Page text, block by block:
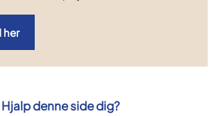
her
Hjalp denne side dig?